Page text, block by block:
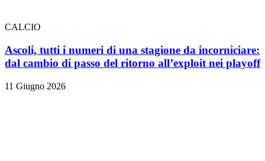
CALCIO
Ascoli, tutti i numeri di una stagione da incorniciare:
dal cambio di passo del ritorno all’exploit nei playoff
11 Giugno 2026